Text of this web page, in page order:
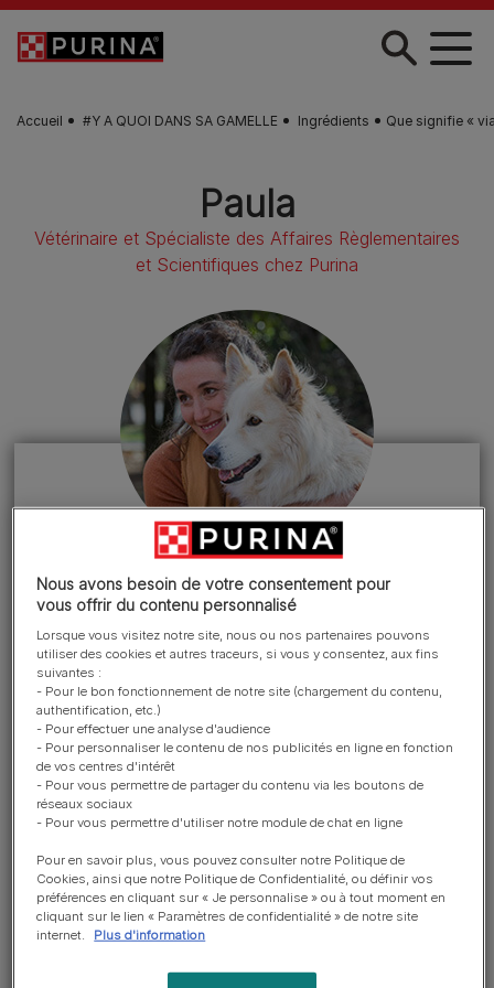
Skip to main content
Accueil #Y A QUOI DANS SA GAMELLE Ingrédients Que signifie «
Paula
Vétérinaire et Spécialiste des Affaires Règlementaires
et Scientifiques chez Purina
INGRÉDIENTS
Retour vers la catégorie >
Les ingrédients utilisés dans les
aliments pour animaux de
compagnie peuvent être
déclarés individuellement ou par
catégorie. Dans ce dernier cas,
vous verrez souvent une
catégorie d'ingrédients appelée
« viandes et sous-produits
animaux » dans la rubrique de
composition du produit.
Nous avons besoin de votre consentement pour
vous offrir du contenu personnalisé
Lorsque vous visitez notre site, nous ou nos partenaires pouvons
utiliser des cookies et autres traceurs, si vous y consentez, aux fins
suivantes :
- Pour le bon fonctionnement de notre site (chargement du contenu,
authentification, etc.)
- Pour effectuer une analyse d'audience
- Pour personnaliser le contenu de nos publicités en ligne en fonction
de vos centres d'intérêt
- Pour vous permettre de partager du contenu via les boutons de
réseaux sociaux
- Pour vous permettre d'utiliser notre module de chat en ligne
Pour en savoir plus, vous pouvez consulter notre Politique de
Cookies, ainsi que notre Politique de Confidentialité, ou définir vos
préférences en cliquant sur « Je personnalise » ou à tout moment en
cliquant sur le lien « Paramètres de confidentialité » de notre site
internet.
Plus d'information